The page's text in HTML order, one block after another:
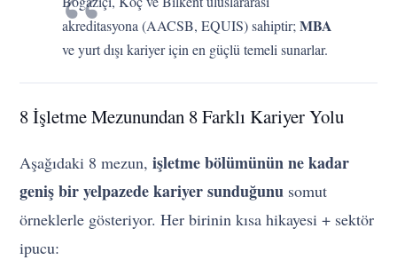
akreditasyona (AACSB, EQUIS) sahiptir;MBA
ve yurt dışı kariyer için en güçlü temeli sunarlar.
8 İşletme Mezunundan 8 Farklı Kariyer Yolu
Aşağıdaki 8 mezun,işletme bölümünün ne kadar
geniş bir yelpazede kariyer sunduğunu somut
örneklerle gösteriyor. Her birinin kısa hikayesi + sektör
ipucu: